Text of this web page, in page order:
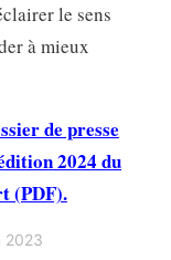
le sens
à mieux
de presse
2024 du
(PDF).
2023